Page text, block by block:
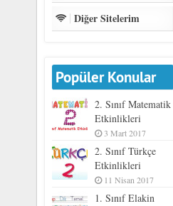
Diğer Sitelerim
Popüler Konular
2. Sınıf Matematik
Etkinlikleri
3 Mart 2017
2. Sınıf Türkçe
Etkinlikleri
11 Nisan 2017
1. Sınıf Elakin